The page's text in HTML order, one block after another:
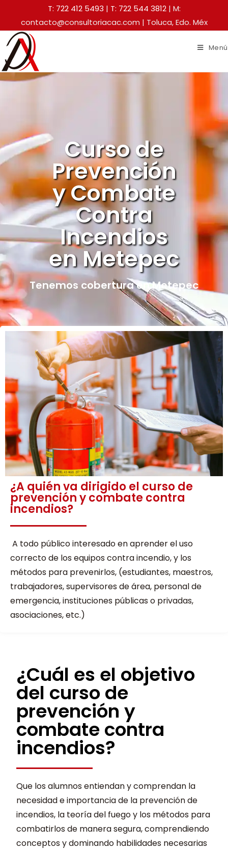
T: 722 412 5493 | T: 722 544 3812| M:
contacto@consultoriacac.com | Toluca, Edo. Méx
Menú
Curso de
Prevención
y Combate
Contra
Incendios
en Metepec
Tenemos cobertura en Metepec
¿A quién va dirigido el curso de
prevención y combate contra
incendios?
A todo público interesado en aprender el uso
correcto de los equipos contra incendio, y los
métodos para prevenirlos, (estudiantes, maestros,
trabajadores, supervisores de área, personal de
emergencia, instituciones públicas o privadas,
asociaciones, etc.)
¿Cuál es el objetivo
del curso de
prevención y
combate contra
incendios?
Que los alumnos entiendan y comprendan la
necesidad e importancia de la prevención de
incendios, la teoría del fuego y los métodos para
combatirlos de manera segura, comprendiendo
conceptos y dominando habilidades necesarias